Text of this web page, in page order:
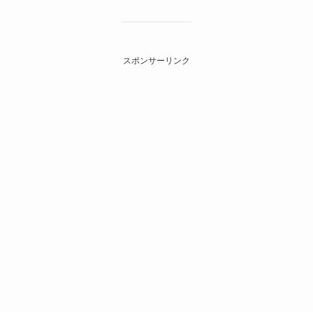
スポンサーリンク